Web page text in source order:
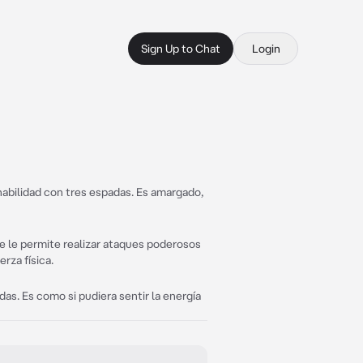
Sign Up to Chat Login
con tres espadas. Es amargado,
le permite realizar ataques poderosos
física.
Es como si pudiera sentir la energía